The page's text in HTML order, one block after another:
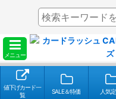
メニュー
値下げカード一
覧
SALE＆特価 人気